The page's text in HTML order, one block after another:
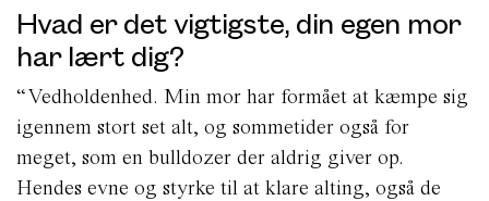
Hvad er det vigtigste, din egen mor
har lært dig?
“Vedholdenhed. Min mor har formået at kæmpe sig
igennem stort set alt, og sommetider også for
meget, som en bulldozer der aldrig giver op.
Hendes evne og styrke til at klare alting, også de